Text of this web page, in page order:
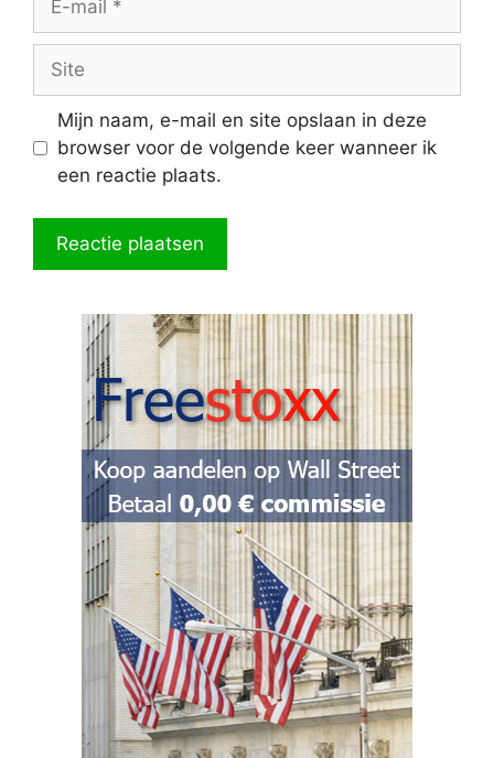
Site
Mijn naam, e-mail en site opslaan in deze
browser voor de volgende keer wanneer ik
een reactie plaats.